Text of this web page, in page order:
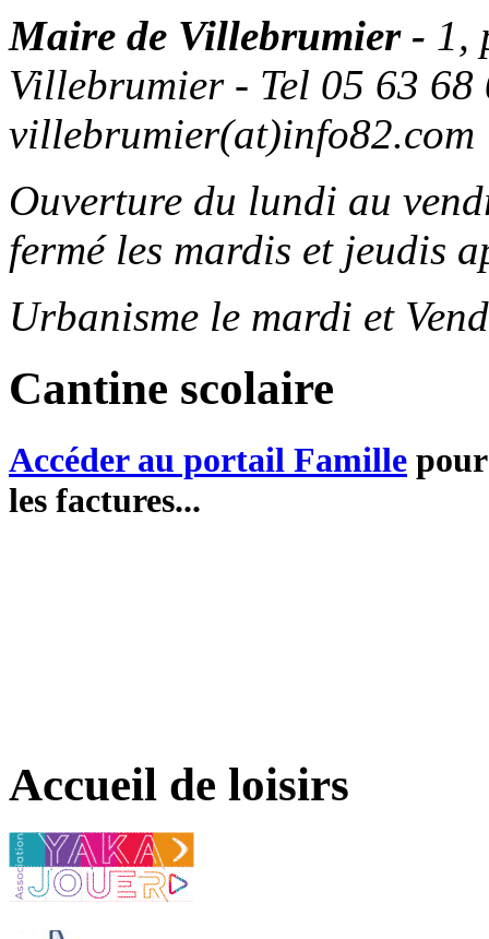
Maire de Villebrumier - 1,
Villebrumier - Tel 05 63
villebrumier(at)info82.com
Ouverture du lundi au
fermé les mardis et jeudis
Urbanisme le mardi et
Cantine scolaire
Accéder au portail Famille
les factures...
Accueil de loisirs